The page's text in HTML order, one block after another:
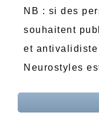
NB : si des
souhaitent
et
Neurostyles